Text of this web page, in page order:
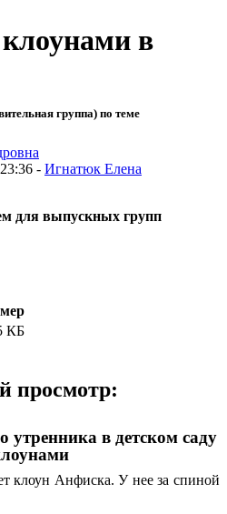
в
группа) по теме
- Игнатюк Елена
для выпускных групп
КБ
просмотр:
утренника в детском саду
клоун Анфиска. У нее за спиной